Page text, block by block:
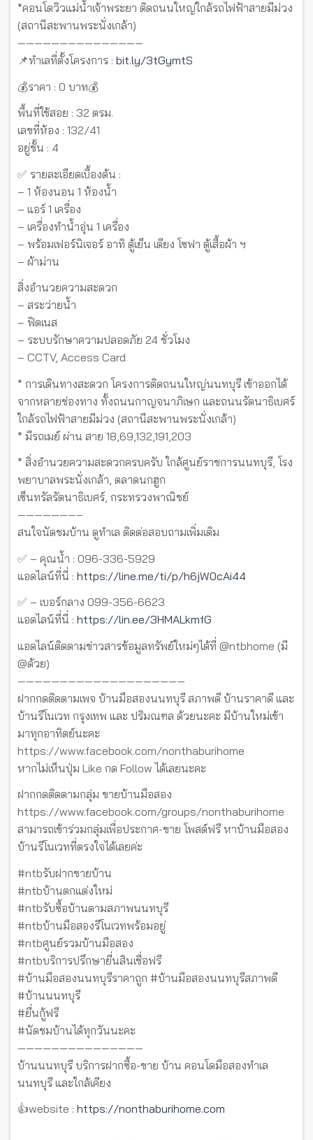
*คอนโดวิวแม่น้ำเจ้าพระยา ติดถนนใหญ่ใกล้รถไฟฟ้าสายมีม่วง
(สถานีสะพานพระนั่งเกล้า)
———————————————
📌ทำเลที่ตั้งโครงการ : bit.ly/3tGymtS
💰ราคา : 0 บาท💰
พื้นที่ใช้สอย : 32 ตรม.
เลขที่ห้อง : 132/41
อยู่ชั้น : 4
✅ รายละเอียดเบื้องต้น :
– 1 ห้องนอน 1 ห้องน้ำ
– แอร์ 1 เครื่อง
– เครื่องทำน้ำอุ่น 1 เครื่อง
– พร้อมเฟอร์นิเจอร์ อาทิ ตู้เย็น เตียง โซฟา ตู้เสื้อผ้า ฯ
– ผ้าม่าน
สิ่งอำนวยความสะดวก
– สระว่ายน้ำ
– ฟิตเนส
– ระบบรักษาความปลอดภัย 24 ชั่วโมง
– CCTV, Access Card
* การเดินทางสะดวก โครงการติดถนนใหญ่นนทบุรี เข้าออกได้
จากหลายช่องทาง ทั้งถนนกาญจนาภิเษก และถนนรัตนาธิเบศร์
ใกล้รถไฟฟ้าสายมีม่วง (สถานีสะพานพระนั่งเกล้า)
* มีรถเมย์ ผ่าน สาย 18,69,132,191,203
* สิ่งอำนวยความสะดวกครบครับ ใกล้ศูนย์ราชการนนทบุรี, โรง
พยาบาลพระนั่งเกล้า, ตลาดนกฮูก
เซ็นทรัลรัตนาธิเบศร์, กระทรวงพาณิชย์
———————–
สนใจนัดชมบ้าน ดูทำเล ติดต่อสอบถามเพิ่มเติม
✅ – คุณน้ำ : 096-336-5929
แอดไลน์ที่นี่ : https://line.me/ti/p/h6jW0cAi44
✅ – เบอร์กลาง 099-356-6623
แอดไลน์ที่นี่ : https://lin.ee/3HMALkmfG
แอดไลน์ติดตามข่าวสารข้อมูลทรัพย์ใหม่ๆได้ที่ @ntbhome (มี
@ด้วย)
————————————————————
ฝากกดติดตามเพจ บ้านมือสองนนทบุรี สภาพดี บ้านราคาดี และ
บ้านรีโนเวท กรุงเทพ และ ปริมณฑล ด้วยนะคะ มีบ้านใหม่เข้า
มาทุกอาทิตย์นะคะ
https://www.facebook.com/nonthaburihome
หากไม่เห็นปุ่ม Like กด Follow ได้เลยนะคะ
ฝากกดติดตามกลุ่ม ขายบ้านมือสอง
https://www.facebook.com/groups/nonthaburihome
สามารถเข้าร่วมกลุ่มเพื่อประกาศ-ขาย โพสต์ฟรี หาบ้านมือสอง
บ้านรีโนเวทที่ตรงใจได้เลยค่ะ
#ntbรับฝากขายบ้าน
#ntbบ้านตกแต่งใหม่
#ntbรับซื้อบ้านตามสภาพนนทบุรี
#ntbบ้านมือสองรีโนเวทพร้อมอยู่
#ntbศูนย์รวมบ้านมือสอง
#ntbบริการปรึกษายื่นสินเชื่อฟรี
#บ้านมือสองนนทบุรีราคาถูก #บ้านมือสองนนทบุรีสภาพดี
#บ้านนนทบุรี
#ยื่นกู้ฟรี
#นัดชมบ้านได้ทุกวันนะคะ
———————————————
บ้านนนทบุรี บริการฝากซื้อ-ขาย บ้าน คอนโดมือสองทำเล
นนทบุรี และใกล้เคียง
👍website : https://nonthaburihome.com